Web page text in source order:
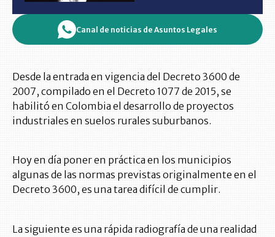
Canal de noticias de Asuntos Legales
Desde la entrada en vigencia del Decreto 3600 de
2007, compilado en el Decreto 1077 de 2015, se
habilitó en Colombia el desarrollo de proyectos
industriales en suelos rurales suburbanos.
Hoy en día poner en práctica en los municipios
algunas de las normas previstas originalmente en el
Decreto 3600, es una tarea difícil de cumplir.
La siguiente es una rápida radiografía de una realidad